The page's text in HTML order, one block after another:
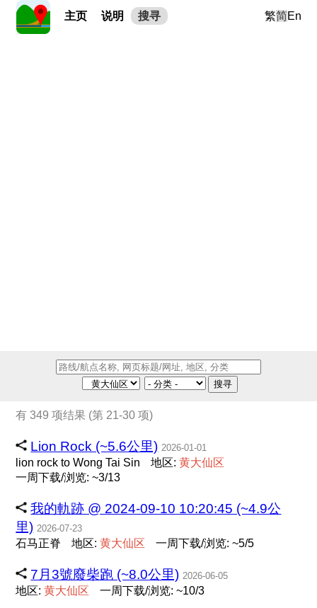
主页 说明 搜寻 繁简En
搜寻
有 349 项结果 (第 21-30 项)
Lion Rock (~5.6公里) 2026-01-01
lion rock to Wong Tai Sin 地区:黄大仙区
一周下载/浏览: ~3/13
我的軌跡 @ 2024-09-10 10:20:45 (~4.9公
里) 2026-07-23
石马正脊 地区:黄大仙区 一周下载/浏览: ~5/5
7月3號廢柴跑 (~8.0公里) 2026-06-05
地区:黄大仙区 一周下载/浏览: ~10/3